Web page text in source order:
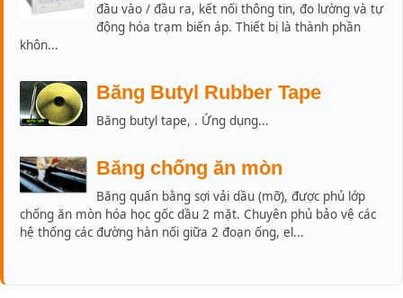
đầu vào / đầu ra, kết nối thông tin, đo lường và tự
động hóa trạm biến áp. Thiết bị là thành phần
khôn...
Băng Butyl Rubber Tape
Băng butyl tape, . Ứng dụng...
Băng chống ăn mòn
Băng quấn bằng sợi vải dầu (mỡ), được phủ lớp
chống ăn mòn hóa học gốc dầu 2 mặt. Chuyên phủ bảo vệ các
hệ thống các đường hàn nối giữa 2 đoạn ống, el...